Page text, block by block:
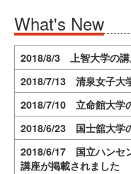
What's New
2018/8/3 上智大学の講
2018/7/13 清泉女子大
2018/7/10 立命館大学
2018/6/23 国士舘大学
2018/6/17 国立ハンセ
講座が掲載されました